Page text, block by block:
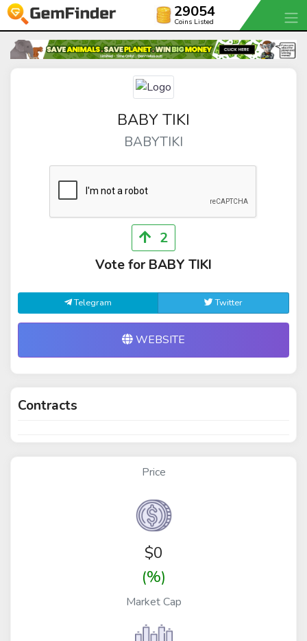
29054
Coins Listed
BABY TIKI
BABYTIKI
2
Vote for BABY TIKI
Telegram Twitter
WEBSITE
Contracts
Price
$0
(%)
Market Cap